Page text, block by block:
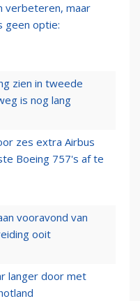
verbeteren, maar
geen optie:
zien in tweede
is nog lang
zes extra Airbus
Boeing 757's af te
vooravond van
ooit
langer door met